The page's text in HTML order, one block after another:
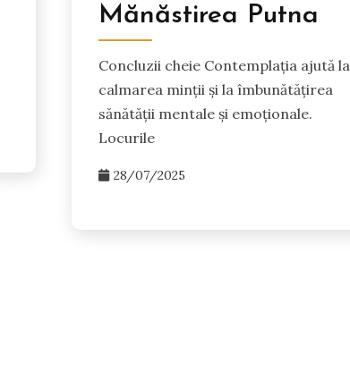
Mănăstirea Putna
Concluzii cheie Contemplația ajută la
calmarea minții și la îmbunătățirea
sănătății mentale și emoționale.
Locurile
28/07/2025